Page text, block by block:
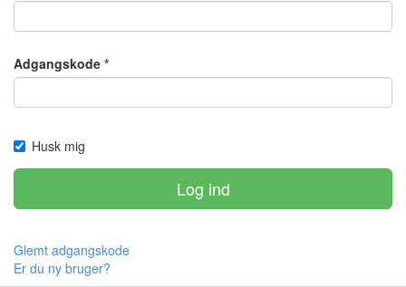
Adgangskode
Husk mig
Log ind
Glemt adgangskode
Er du ny bruger?